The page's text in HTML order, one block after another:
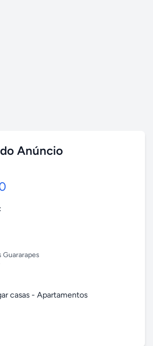
Anúncio
Guararapes
casas - Apartamentos